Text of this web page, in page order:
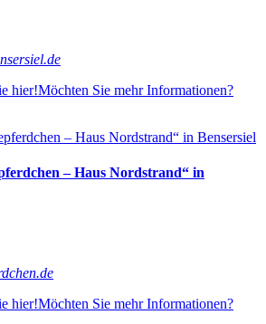
hier!Möchten Sie mehr Informationen?
– Haus Nordstrand“ in
hier!Möchten Sie mehr Informationen?